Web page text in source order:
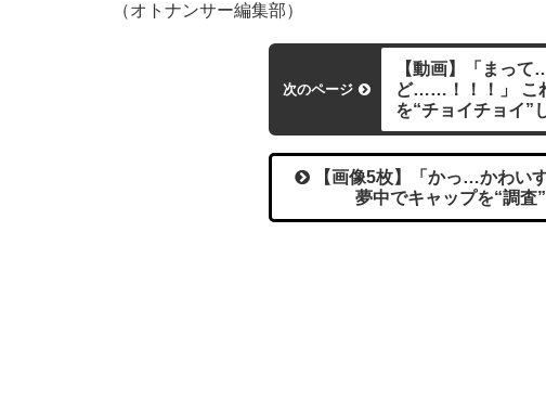
（オトナンサー編集部）
次のページ
【動画】「まっ
ど……！！！」 こ
を“チョイチョイ”
【画像5枚】「かっ…かわい
夢中でキャップを“調査